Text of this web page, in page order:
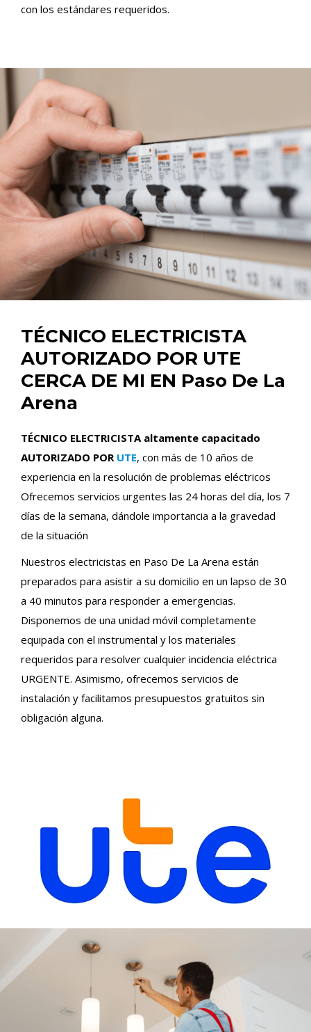
con los estándares requeridos.
TÉCNICO ELECTRICISTA
AUTORIZADO POR UTE
CERCA DE MI EN Paso De La
Arena
TÉCNICO ELECTRICISTA altamente capacitado
AUTORIZADO POR UTE, con más de 10 años de
experiencia en la resolución de problemas eléctricos
Ofrecemos servicios urgentes las 24 horas del día, los 7
días de la semana, dándole importancia a la gravedad
de la situación
Nuestros electricistas en Paso De La Arena están
preparados para asistir a su domicilio en un lapso de 30
a 40 minutos para responder a emergencias.
Disponemos de una unidad móvil completamente
equipada con el instrumental y los materiales
requeridos para resolver cualquier incidencia eléctrica
URGENTE. Asimismo, ofrecemos servicios de
instalación y facilitamos presupuestos gratuitos sin
obligación alguna.